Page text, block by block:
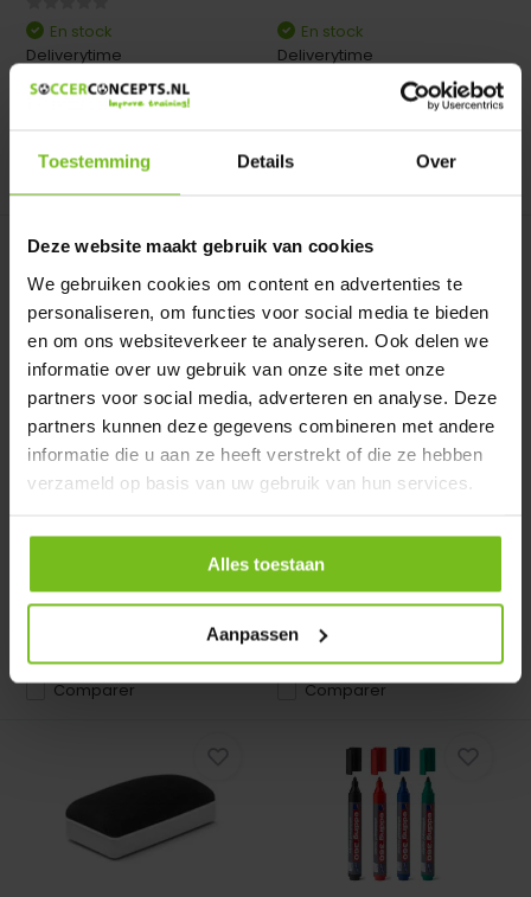
Toestemming Details Over
Deze website maakt gebruik van cookies
We gebruiken cookies om content en advertenties te
personaliseren, om functies voor social media te bieden
en om ons websiteverkeer te analyseren. Ook delen we
informatie over uw gebruik van onze site met onze
partners voor social media, adverteren en analyse. Deze
partners kunnen deze gegevens combineren met andere
informatie die u aan ze heeft verstrekt of die ze hebben
verzameld op basis van uw gebruik van hun services.
Alles toestaan
Aanpassen
En stock
Deliverytime
€ 4,95
En stock
Deliverytime
Set d'aimants 20mm 2
sets de 12 pièces ...
Set d'aimants 20mm 2 sets
de 12 pièces en rouge...
Comparer
En stock
€ 5,95
Jeu d'aimants 3cm - Copy
- Copy - Copy
Jeu d'aimants 3cm
Comparer
En rupture de stock
Deliverytime
€ 3,95